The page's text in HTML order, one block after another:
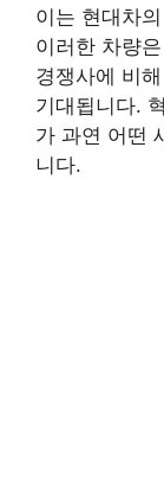
이는 현대차
이러한 차량
경쟁사에 비
기대됩니다.
가 과연 어떤
니다.